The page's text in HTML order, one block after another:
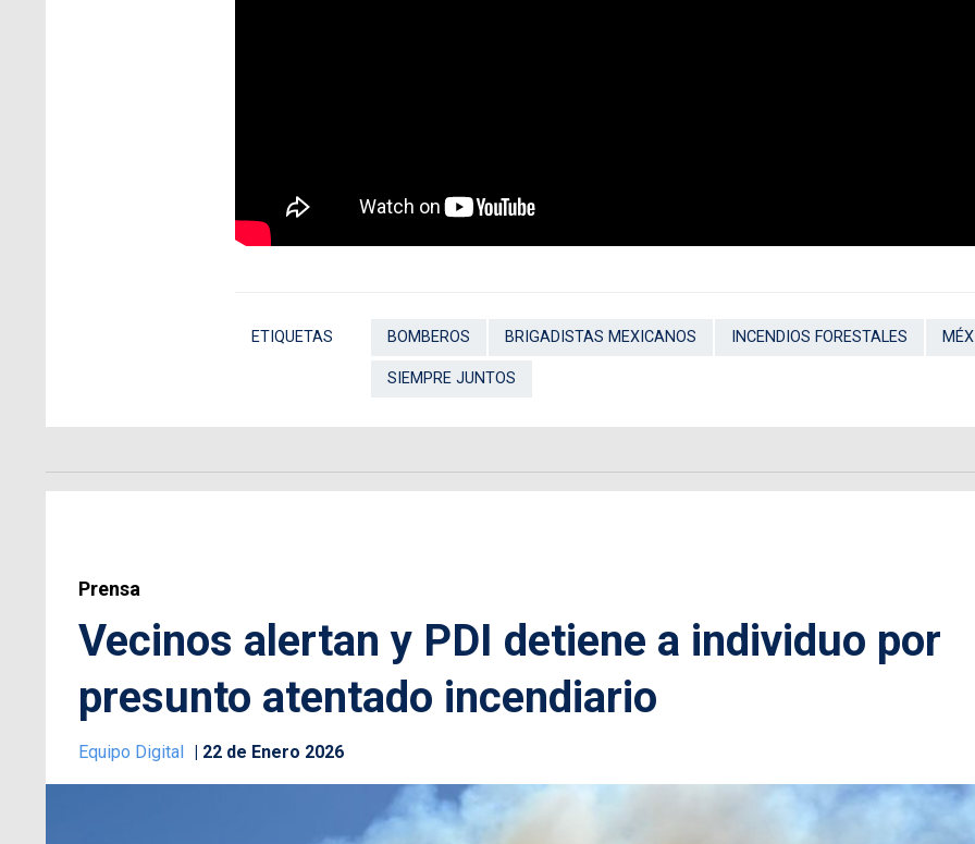
ETIQUETAS BOMBEROS BRIGADISTAS MEXICANOS INCENDIOS FORESTALES
SIEMPRE JUNTOS
Prensa
Vecinos alertan y PDI detiene a individuo por
presunto atentado incendiario
Equipo Digital 22 de Enero 2026